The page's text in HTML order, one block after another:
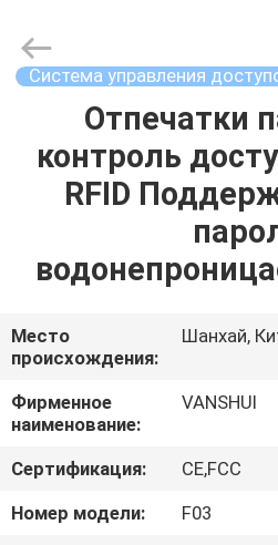
ДОМОЙ
ПРОДУКТЫ
ВИДЕОЗАПИСИ
О
НАС
ЭКСКУРСИЯ
ПО
ЗАВОДУ
COMPANY
LIMITED.
Rights
Система управления
Отпечатки
контроль
RFID
Место
происхождения:
Шанхай,
Фирменное
наименование:
VANSHUI
Сертификация:
CE,FCC
Номер модели:
F03